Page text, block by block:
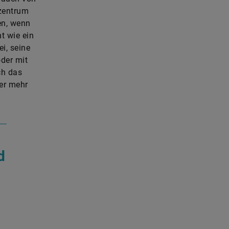
wenn
wie ein
seine
mit
das
mehr